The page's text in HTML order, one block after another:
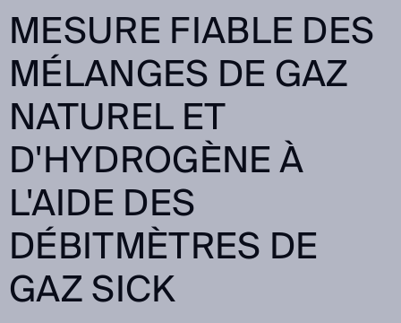
MESURE FIABLE DES
MÉLANGES DE GAZ
NATUREL ET
D'HYDROGÈNE À
L'AIDE DES
DÉBITMÈTRES DE
GAZ SICK